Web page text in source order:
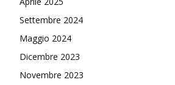
Settembre 2024
Maggio 2024
Dicembre 2023
Novembre 2023